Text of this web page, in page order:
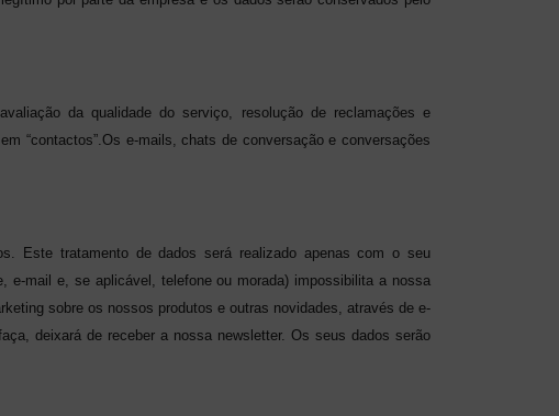
da qualidade do serviço, resolução de reclamações e
“contactos”. Os e-mails, chats de conversação e conversações
Este tratamento de dados será realizado apenas com o seu
e-mail e, se aplicável, telefone ou morada) impossibilita a nossa
sobre os nossos produtos e outras novidades, através de e-
deixará de receber a nossa newsletter. Os seus dados serão